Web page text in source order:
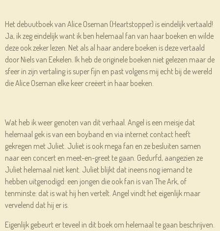
Het debuutboek van Alice Oseman (Heartstopper) is eindelijk vertaald!
Ja, ik zeg eindelijk want ik ben helemaal fan van haar boeken en wilde
deze ook zeker lezen. Net als al haar andere boeken is deze vertaald
door Niels van Eekelen. Ik heb de originele boeken niet gelezen maar de
sfeer in zijn vertaling is super fijn en past volgens mij echt bij de wereld
die Alice Oseman elke keer creëert in haar boeken.
Wat heb ik weer genoten van dit verhaal. Angel is een meisje dat
helemaal gek is van een boyband en via internet contact heeft
gekregen met Juliet. Juliet is ook mega fan en ze besluiten samen
naar een concert en meet-en-greet te gaan. Gedurfd, aangezien ze
Juliet helemaal niet kent. Juliet blijkt dat ineens nog iemand te
hebben uitgenodigd: een jongen die ook fan is van The Ark, of
tenminste: dat is wat hij hen vertelt. Angel vindt het eigenlijk maar
vervelend dat hij er is.
Eigenlijk gebeurt er teveel in dit boek om helemaal te gaan beschrijven.